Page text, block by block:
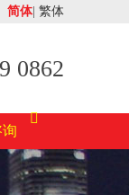
简体| 繁体
0862